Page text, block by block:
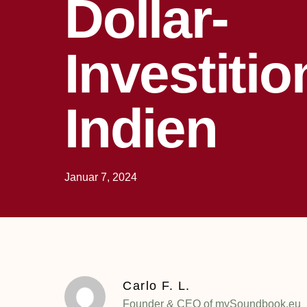
Dollar-
Indien
Januar 7, 2024
Carlo F. L.
Founder & CEO of mySoundbook.eu